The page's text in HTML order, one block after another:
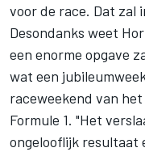
voor de race. Dat zal
Desondanks weet
een enorme opgave
wat een
raceweekend van
Formule 1. "Het
ongelooflijk resultaat